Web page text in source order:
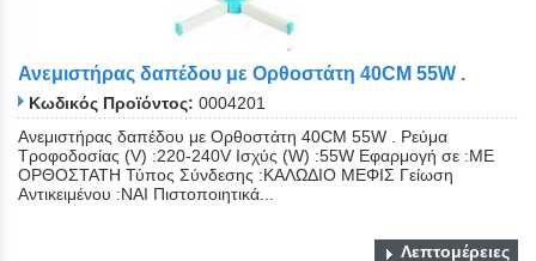
Ανεμιστήρας δαπέδου με Ορθοστάτη 40CM 55W .
Κωδικός Προϊόντος: 0004201
Ανεμιστήρας δαπέδου με Ορθοστάτη 40CM 55W . Ρεύμα
Τροφοδοσίας (V) :220-240V Ισχύς (W) :55W Εφαρμογή σε :ΜΕ
ΟΡΘΟΣΤΑΤΗ Τύπος Σύνδεσης :ΚΑΛΩΔΙΟ ΜΕΦΙΣ Γείωση
Αντικειμένου :ΝΑΙ Πιστοποιητικά...
Λεπτομέρειες